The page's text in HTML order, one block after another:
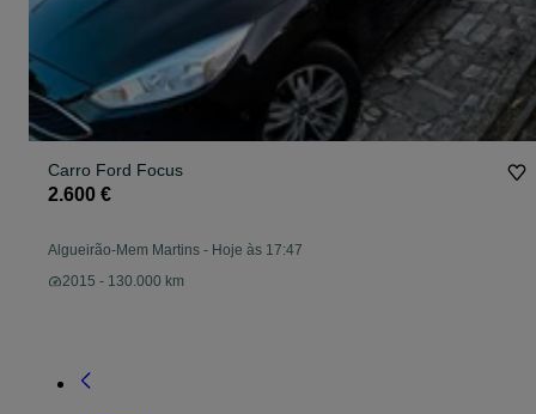
Carro Ford Focus
2.600 €
Algueirão-Mem Martins - Hoje às 17:47
2015 - 130.000 km